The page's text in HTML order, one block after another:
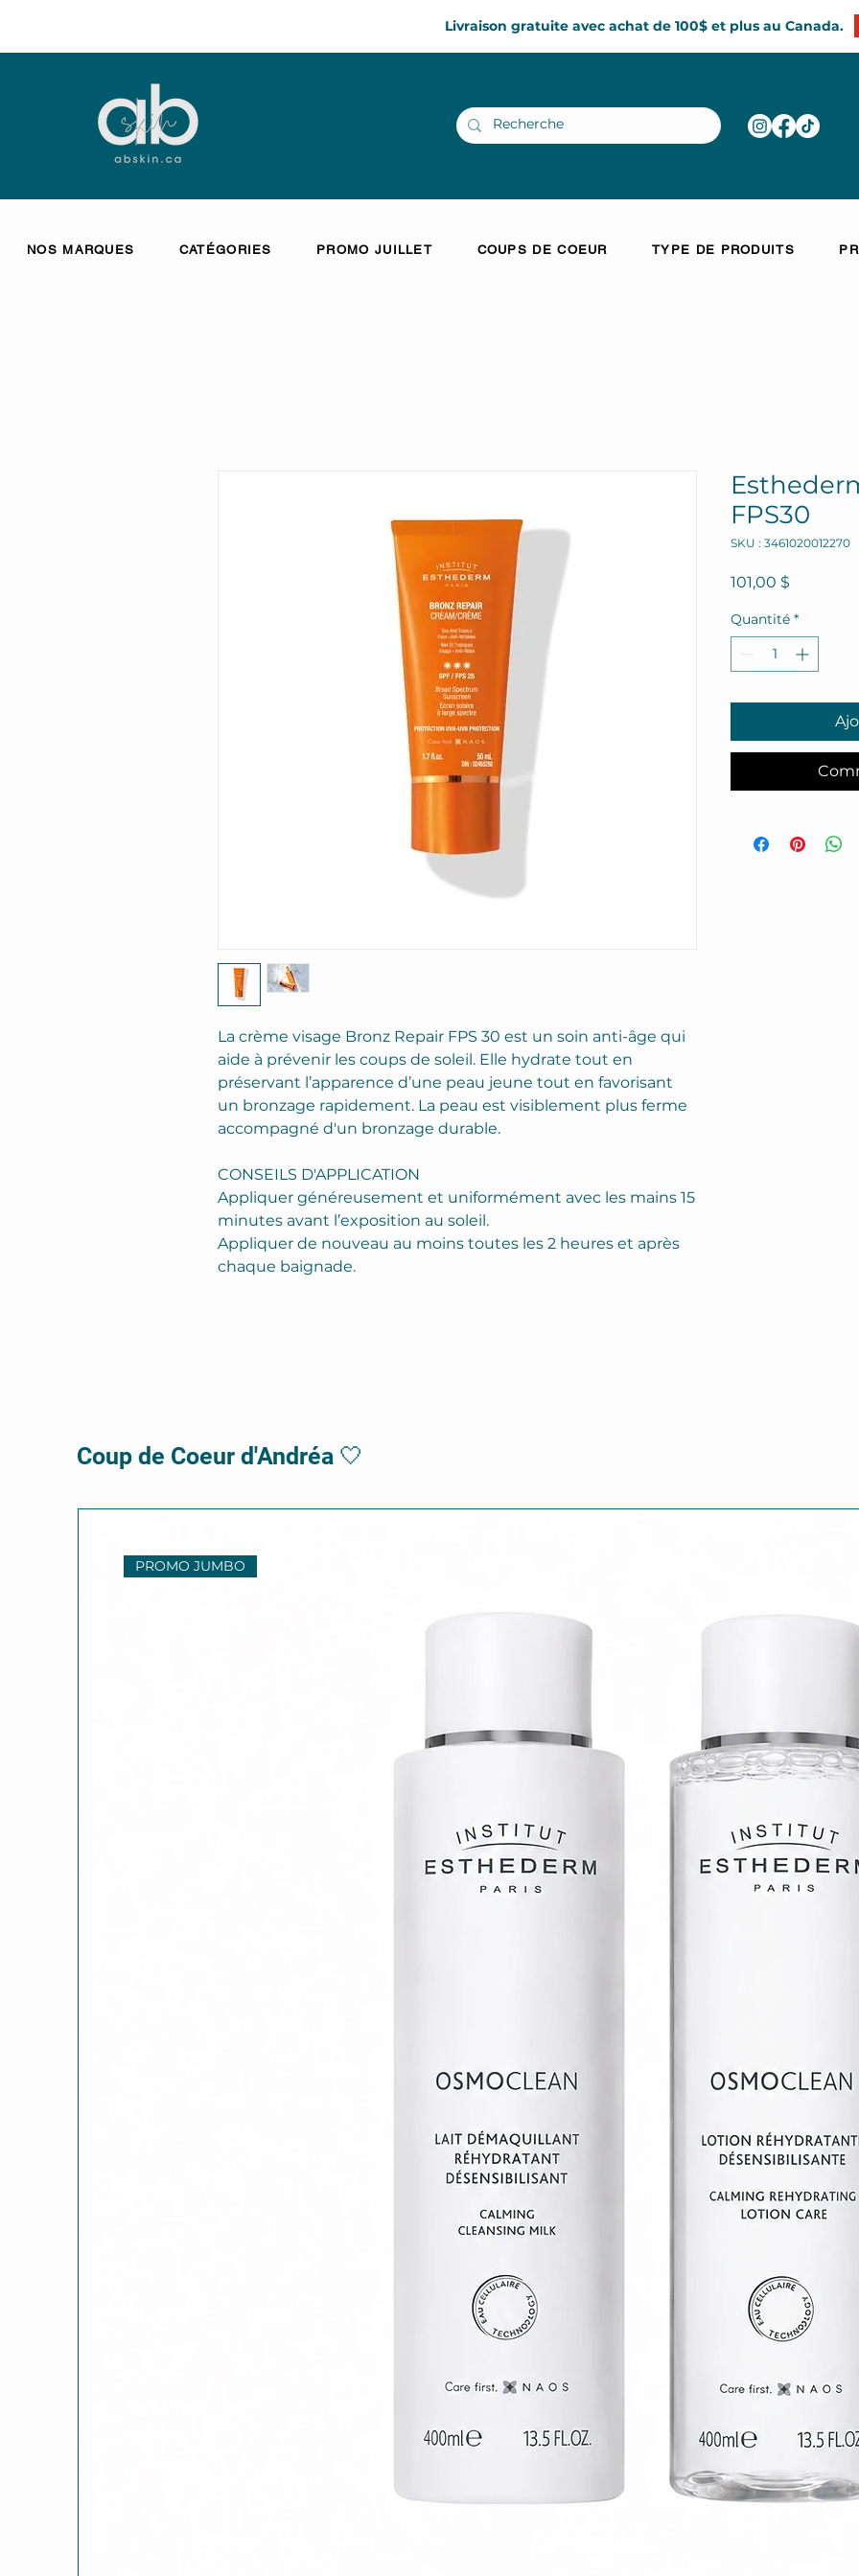
Livraison gratuite avec achat de 100$ et plus au Canada.
NOS MARQUES CATÉGORIES PROMO JUILLET COUPS DE COEUR TYPE DE PRODUITS
La crème visage Bronz Repair FPS 30 est un soin anti-âge qui
aide à prévenir les coups de soleil. Elle hydrate tout en
préservant l’apparence d’une peau jeune tout en favorisant
un bronzage rapidement. La peau est visiblement plus ferme
accompagné d'un bronzage durable.
CONSEILS D'APPLICATION
Appliquer généreusement et uniformément avec les mains 15
minutes avant l’exposition au soleil.
Appliquer de nouveau au moins toutes les 2 heures et après
chaque baignade.
FPS30
SKU : 3461020012270
101,00 $
Quantité *
Coup de Coeur d'Andréa 🤍
PROMO JUMBO